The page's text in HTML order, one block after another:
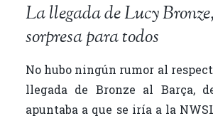
La llegada de Lucy
sorpresa para todos
No hubo ningún rumor al
llegada de Bronze al Barça,
apuntaba a que se iría a la